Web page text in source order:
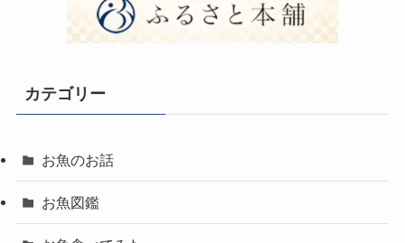
カテゴリー
お魚のお話
お魚図鑑